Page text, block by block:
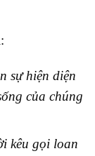
sự hiện diện
của chúng
kêu gọi loan